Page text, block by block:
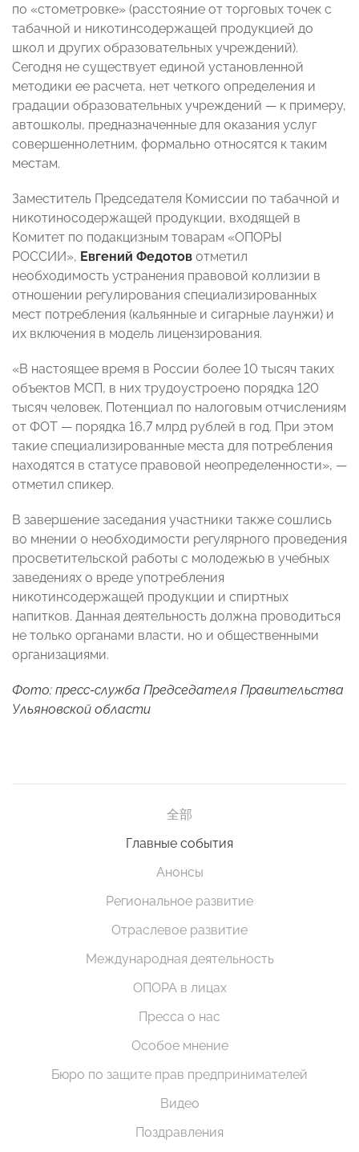
по «стометровке» (расстояние от торговых точек с
табачной и никотинсодержащей продукцией до
школ и других образовательных учреждений).
Сегодня не существует единой установленной
методики ее расчета, нет четкого определения и
градации образовательных учреждений — к примеру,
автошколы, предназначенные для оказания услуг
совершеннолетним, формально относятся к таким
местам.
Заместитель Председателя Комиссии по табачной и
никотиносодержащей продукции, входящей в
Комитет по подакцизным товарам «ОПОРЫ
РОССИИ», Евгений Федотов отметил
необходимость устранения правовой коллизии в
отношении регулирования специализированных
мест потребления (кальянные и сигарные лаунжи) и
их включения в модель лицензирования.
«В настоящее время в России более 10 тысяч таких
объектов МСП, в них трудоустроено порядка 120
тысяч человек. Потенциал по налоговым отчислениям
от ФОТ — порядка 16,7 млрд рублей в год. При этом
такие специализированные места для потребления
находятся в статусе правовой неопределенности», —
отметил спикер.
В завершение заседания участники также сошлись
во мнении о необходимости регулярного проведения
просветительской работы с молодежью в учебных
заведениях о вреде употребления
никотинсодержащей продукции и спиртных
напитков. Данная деятельность должна проводиться
не только органами власти, но и общественными
организациями.
Фото: пресс-служба Председателя Правительства
Ульяновской области
全部
Главные события
Анонсы
Региональное развитие
Отраслевое развитие
Международная деятельность
ОПОРА в лицах
Пресса о нас
Особое мнение
Бюро по защите прав предпринимателей
Видео
Поздравления